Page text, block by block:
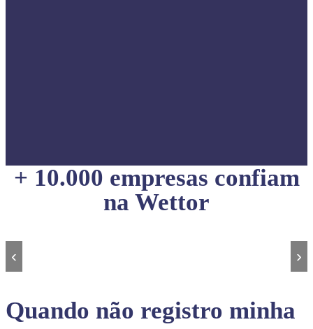
+ 10.000 empresas confiam
na Wettor
‹ ›
Quando não registro minha